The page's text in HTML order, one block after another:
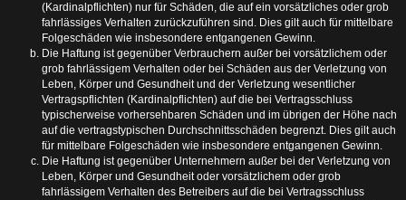
(Kardinalpflichten) nur für Schäden, die auf ein vorsätzliches oder grob
fahrlässiges Verhalten zurückzuführen sind. Dies gilt auch für mittelbare
Folgeschäden wie insbesondere entgangenen Gewinn.
Die Haftung ist gegenüber Verbrauchern außer bei vorsätzlichem oder
grob fahrlässigem Verhalten oder bei Schäden aus der Verletzung von
Leben, Körper und Gesundheit und der Verletzung wesentlicher
Vertragspflichten (Kardinalpflichten) auf die bei Vertragsschluss
typischerweise vorhersehbaren Schäden und im übrigen der Höhe nach
auf die vertragstypischen Durchschnittsschäden begrenzt. Dies gilt auch
für mittelbare Folgeschäden wie insbesondere entgangenen Gewinn.
Die Haftung ist gegenüber Unternehmern außer bei der Verletzung von
Leben, Körper und Gesundheit oder vorsätzlichem oder grob
fahrlässigem Verhalten des Betreibers auf die bei Vertragsschluss